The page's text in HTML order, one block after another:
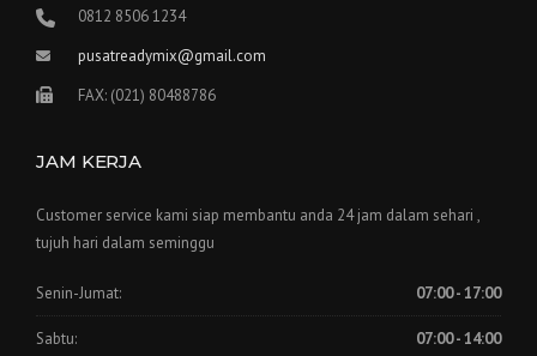
0812 8506 1234
pusatreadymix@gmail.com
FAX: (021) 80488786
JAM KERJA
Customer service kami siap membantu anda 24 jam dalam sehari ,
tujuh hari dalam seminggu
Senin-Jumat: 07:00 - 17:00
Sabtu: 07:00 - 14:00